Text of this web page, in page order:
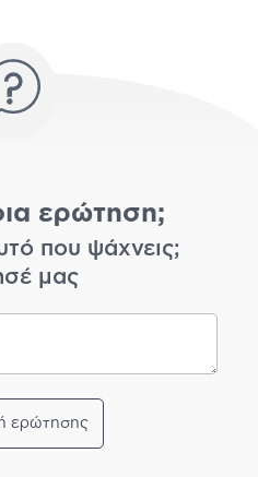
ερώτηση;
που ψάχνεις;
μας
ερώτησης